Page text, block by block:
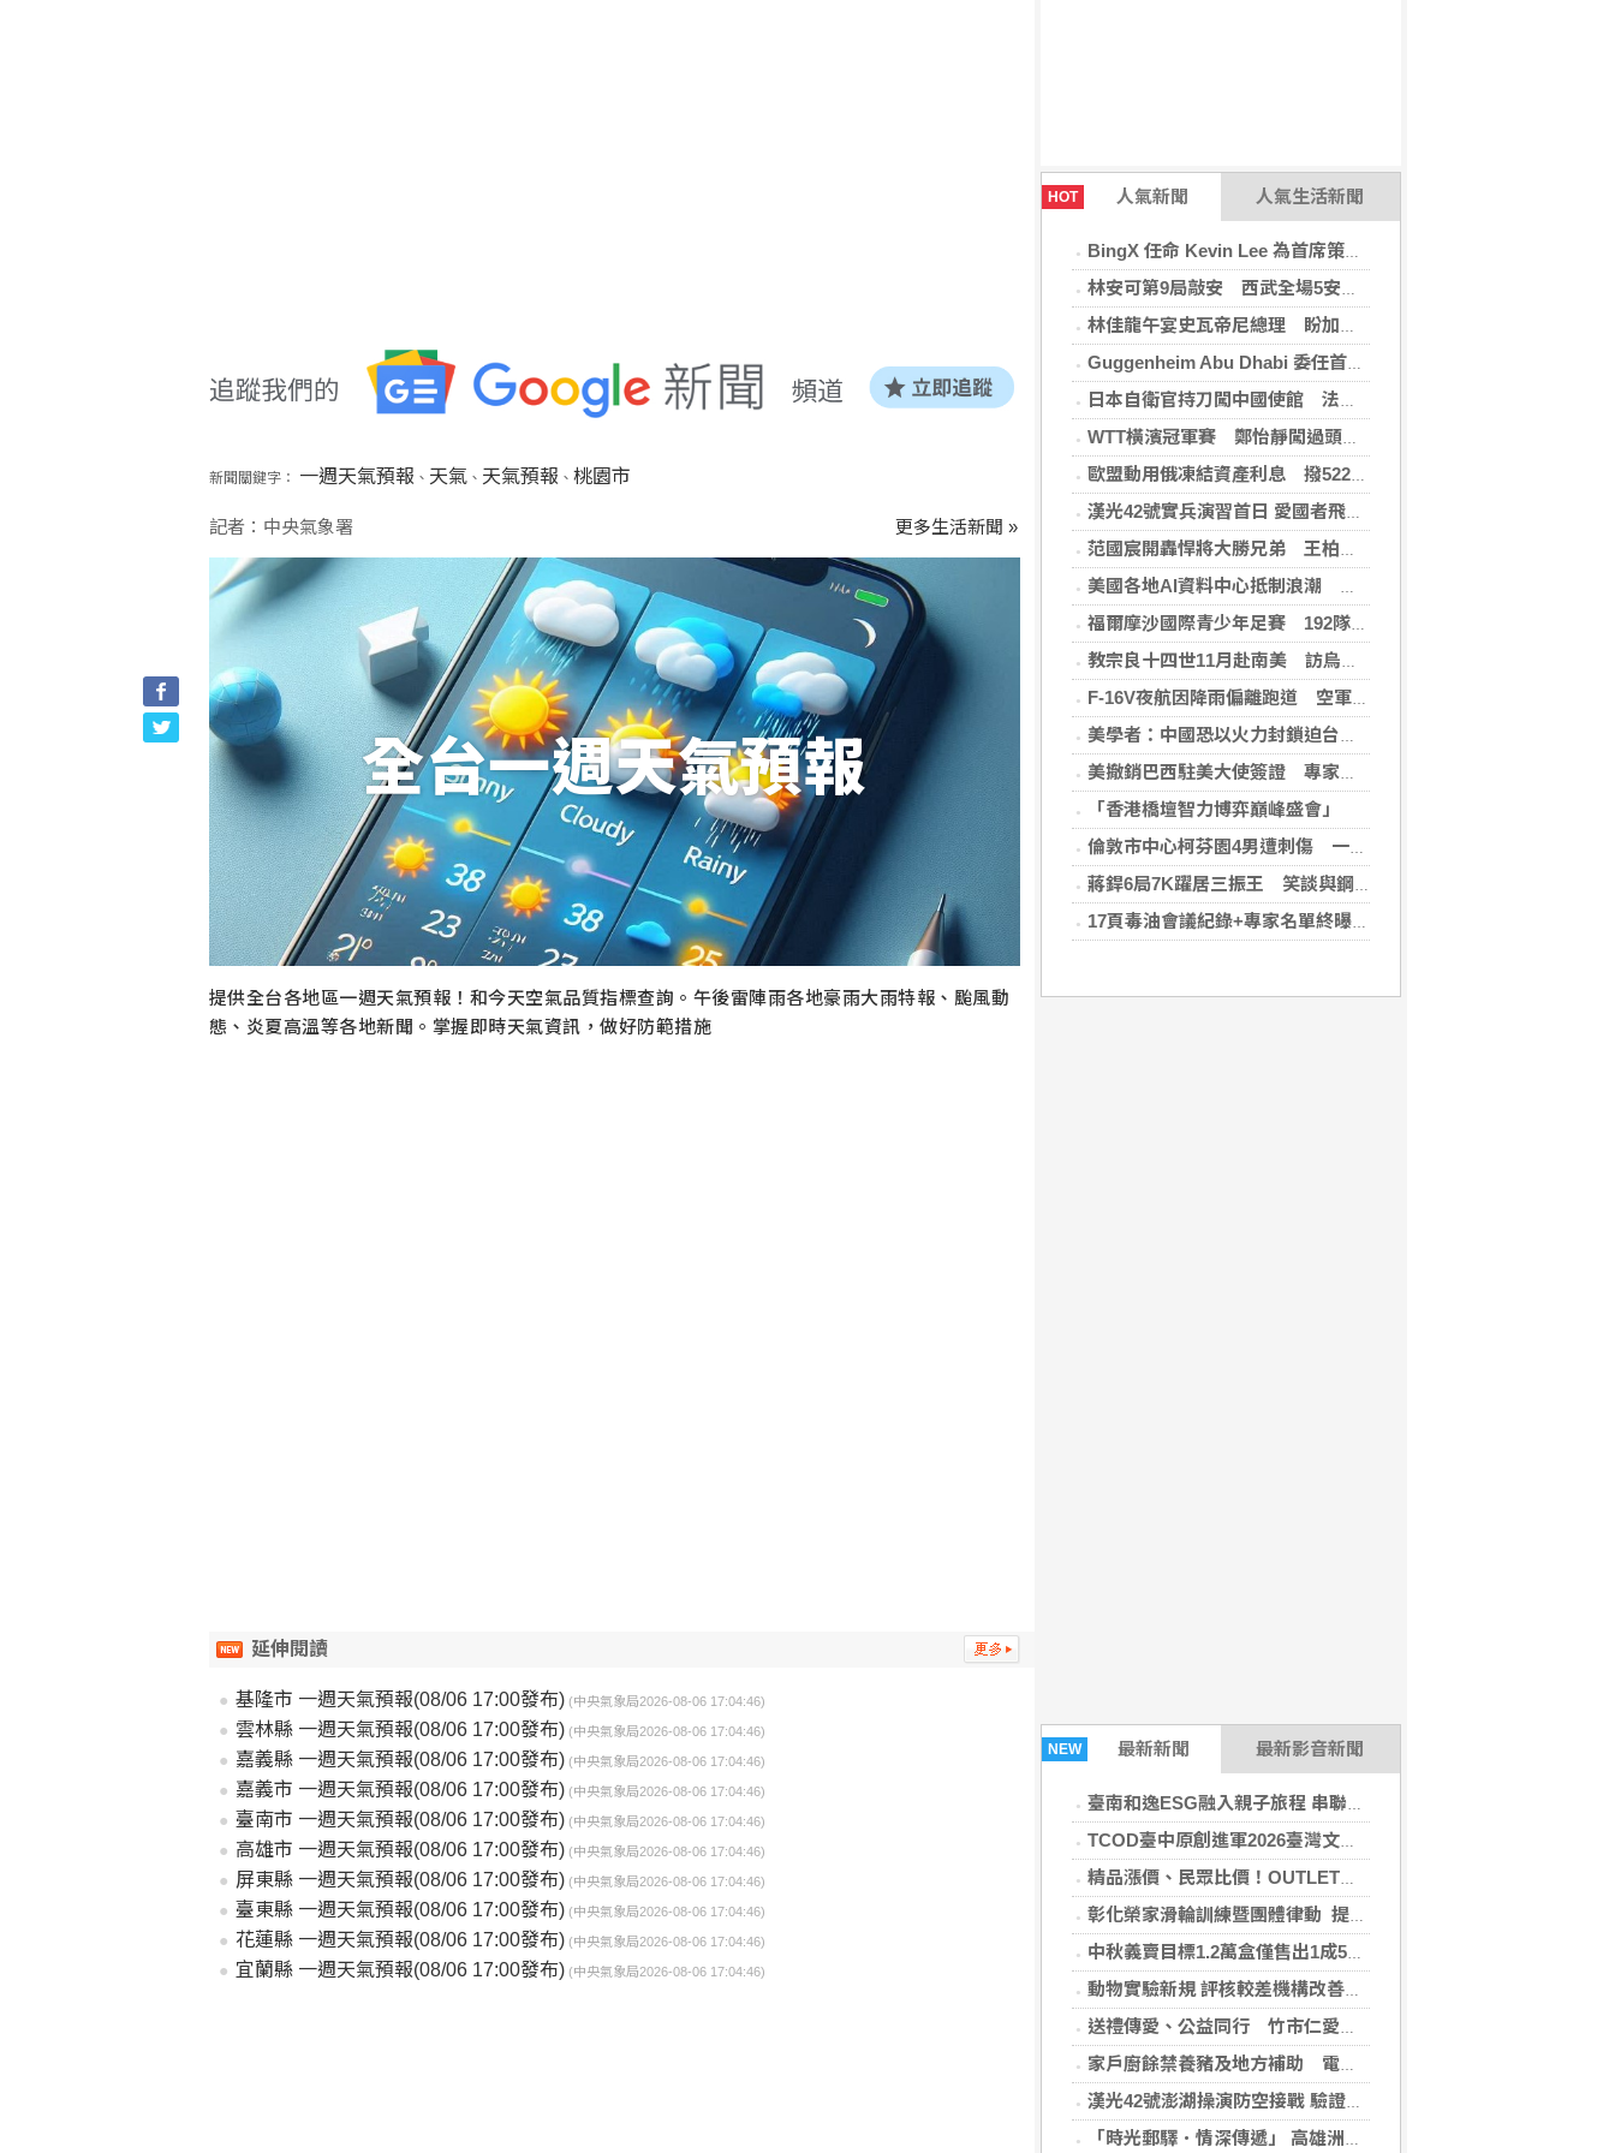
HOT 人氣新聞 人氣生活新聞
BingX 任命 Kevin Lee 為首席策略長，加速推進多資產、以用戶為核心的發展願景
林安可第9局敲安 西武全場5安遭羅德完封
林佳龍午宴史瓦帝尼總理 盼加強各領域雙邊合作
Guggenheim Abu Dhabi 委任首任館長
日本自衛官持刀闖中國使館 法庭上稱促中國改變外交
WTT橫濱冠軍賽 鄭怡靜闖過頭關晉女單16強
歐盟動用俄凍結資產利息 撥522億元援助烏克蘭
漢光42號實兵演習首日 愛國者飛彈車高雄罕見現蹤
范國宸開轟悍將大勝兄弟 王柏融再見安雄鷹擒猿
美國各地AI資料中心抵制浪潮 川普指控北京煽動
福爾摩沙國際青少年足賽 192隊參賽規模創新高
教宗良十四世11月赴南美 訪烏拉圭、阿根廷和秘魯
F-16V夜航因降雨偏離跑道 空軍：人員安全飛機輕損
美學者：中國恐以火力封鎖迫台屈服 降低國際介入可能
美撤銷巴西駐美大使簽證 專家警告加劇外交僵局
「香港橋壇智力博弈巔峰盛會」
倫敦市中心柯芬園4男遭刺傷 一女涉持械攻擊被捕
蔣銲6局7K躍居三振王 笑談與鋼龍良性競爭
17頁毒油會議紀錄+專家名單終曝光！ 食藥署「作業10小時」才PO網
NEW 最新新聞 最新影音新聞
臺南和逸ESG融入親子旅程 串聯體驗在地小農採果×走讀文化
TCOD臺中原創進軍2026臺灣文博會 27組品牌打造「質點」主題專區
精品漲價、民眾比價！OUTLET名牌包下殺1.2折起 包車掃貨也划算
彰化榮家滑輪訓練暨團體律動 提升住民肌力促進日常復能
中秋義賣目標1.2萬盒僅售出1成5 竹市仁愛社福基金會盼企業大眾攜手送愛
動物實驗新規 評核較差機構改善前不得核可新案
送禮傳愛、公益同行 竹市仁愛社福中秋義賣邀各界支持籌募服務經費250萬元
家戶廚餘禁養豬及地方補助 電商廚餘機買氣成長
漢光42號澎湖操演防空接戰 驗證常後一體作戰能力
「時光郵驛．情深傳遞」 高雄洲際展開七夕傳情任務
新聞關鍵字： 一週天氣預報 、 天氣、 天氣預報 、 桃園市
記者：中央氣象署 更多生活新聞 »
全台一週天氣預報
提供全台各地區一週天氣預報！和今天空氣品質指標查詢。午後雷陣雨各地豪雨大雨特報、颱風動
態、炎夏高溫等各地新聞。掌握即時天氣資訊，做好防範措施
延伸閱讀
基隆市 一週天氣預報(08/06 17:00發布) (中央氣象局2026-08-06 17:04:46)
雲林縣 一週天氣預報(08/06 17:00發布) (中央氣象局2026-08-06 17:04:46)
嘉義縣 一週天氣預報(08/06 17:00發布) (中央氣象局2026-08-06 17:04:46)
嘉義市 一週天氣預報(08/06 17:00發布) (中央氣象局2026-08-06 17:04:46)
臺南市 一週天氣預報(08/06 17:00發布) (中央氣象局2026-08-06 17:04:46)
高雄市 一週天氣預報(08/06 17:00發布) (中央氣象局2026-08-06 17:04:46)
屏東縣 一週天氣預報(08/06 17:00發布) (中央氣象局2026-08-06 17:04:46)
臺東縣 一週天氣預報(08/06 17:00發布) (中央氣象局2026-08-06 17:04:46)
花蓮縣 一週天氣預報(08/06 17:00發布) (中央氣象局2026-08-06 17:04:46)
宜蘭縣 一週天氣預報(08/06 17:00發布) (中央氣象局2026-08-06 17:04:46)